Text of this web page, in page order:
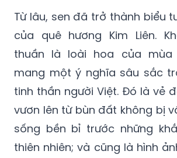
Từ lâu, sen đã trở thành biểu
của quê hương Kim Liên.
thuần là loài hoa của mùa
mang một ý nghĩa sâu sắc
tinh thần người Việt. Đó là vẻ
vươn lên từ bùn đất không bị
sống bền bỉ trước những
thiên nhiên; và cũng là hình